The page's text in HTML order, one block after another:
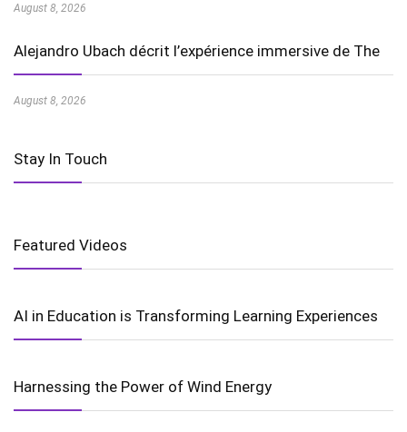
August 8, 2026
Alejandro Ubach décrit l’expérience immersive de The
August 8, 2026
Stay In Touch
Featured Videos
AI in Education is Transforming Learning Experiences
Harnessing the Power of Wind Energy